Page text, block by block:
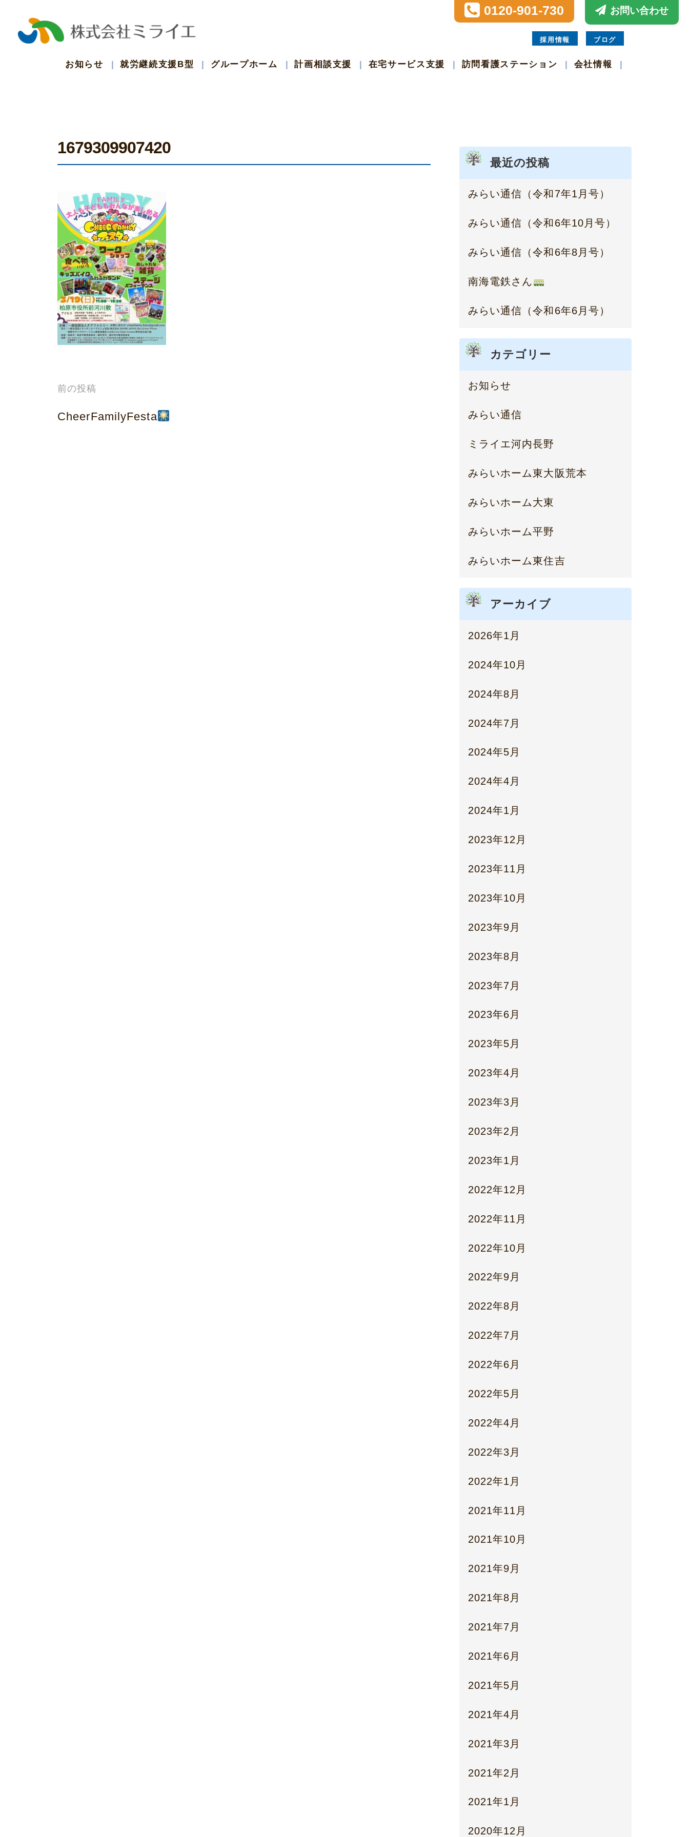
0120-901-730 お問い合わせ
お知らせ 就労継続支援B型 グループホーム 計画相談支援 在宅サービス支援 訪問看護ステーション 会社情報
ブログ
採用情報
1679309907420
投
稿
前の投稿
CheerFamilyFesta
最近の投稿
みらい通信（令和7年1月号）
みらい通信（令和6年10月号）
みらい通信（令和6年8月号）
南海電鉄さん
みらい通信（令和6年6月号）
カテゴリー
お知らせ
みらい通信
ミライエ河内長野
みらいホーム東大阪荒本
みらいホーム大東
みらいホーム平野
みらいホーム東住吉
アーカイブ
2026年1月
2024年10月
2024年8月
2024年7月
2024年5月
2024年4月
2024年1月
2023年12月
2023年11月
2023年10月
2023年9月
2023年8月
2023年7月
2023年6月
2023年5月
2023年4月
2023年3月
2023年2月
2023年1月
2022年12月
2022年11月
2022年10月
2022年9月
2022年8月
2022年7月
2022年6月
2022年5月
2022年4月
2022年3月
2022年1月
2021年11月
2021年10月
2021年9月
2021年8月
2021年7月
2021年6月
2021年5月
2021年4月
2021年3月
2021年2月
2021年1月
2020年12月